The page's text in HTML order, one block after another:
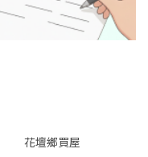
花壇鄉買屋